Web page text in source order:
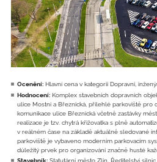
Ocenění: Hlavní cena v kategorii Dopravní,
Hodnocení: Komplex stavebních dopravních
ulice Mostní a Březnická, přilehlé parkoviště pro
komunikace ulice Březnická včetně zastávky
realizace je tzv. chytrá křižovatka s plně
v reálném čase na základě aktuálně sledované
parkoviště je vybaveno moderním parkovacím
důležitý prvek pro organizování značně husté